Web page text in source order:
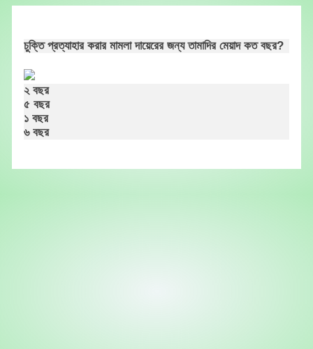
content
চুক্তি প্রত্যাহার করার মামলা দায়েরের জন্য তামাদির মেয়াদ কত বছর?
২ বছর
৫ বছর
১ বছর
৬ বছর